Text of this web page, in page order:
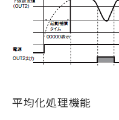
平均化処理機能